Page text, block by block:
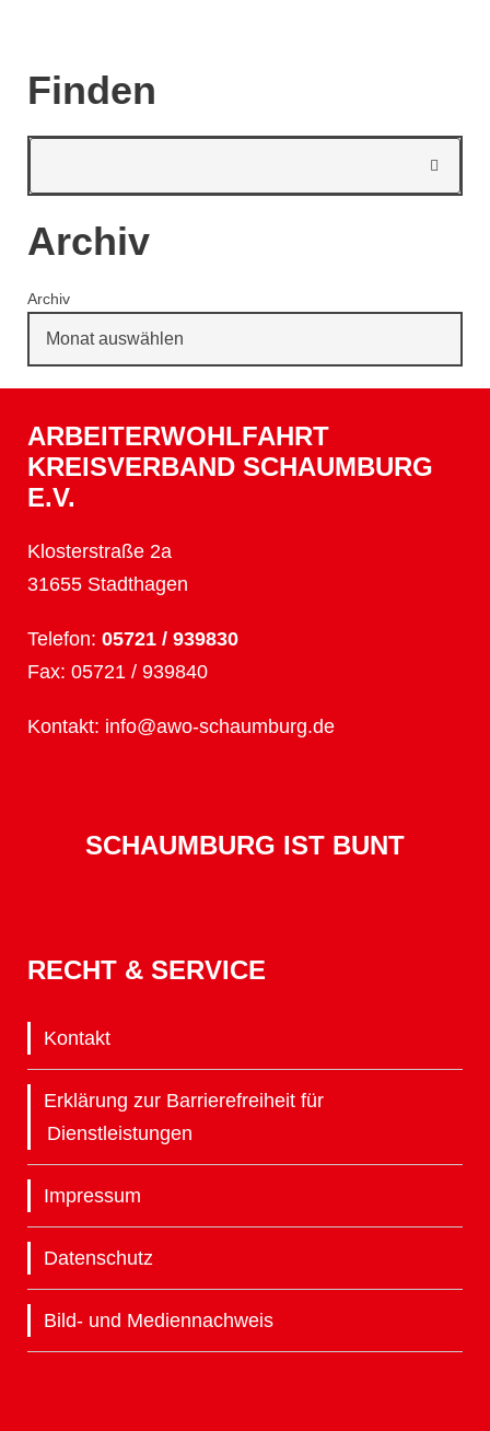
Finden
Archiv
Archiv
ARBEITERWOHLFAHRT
KREISVERBAND SCHAUMBURG
E.V.
Klosterstraße 2a
31655 Stadthagen
Telefon: 05721 / 939830
Fax: 05721 / 939840
Kontakt: info@awo-schaumburg.de
SCHAUMBURG IST BUNT
RECHT & SERVICE
Kontakt
Erklärung zur Barrierefreiheit für
Dienstleistungen
Impressum
Datenschutz
Bild- und Mediennachweis